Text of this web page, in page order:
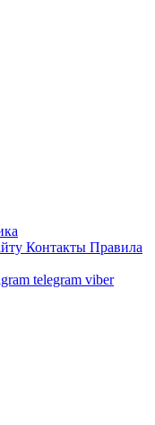
Контакты Правила
telegram viber